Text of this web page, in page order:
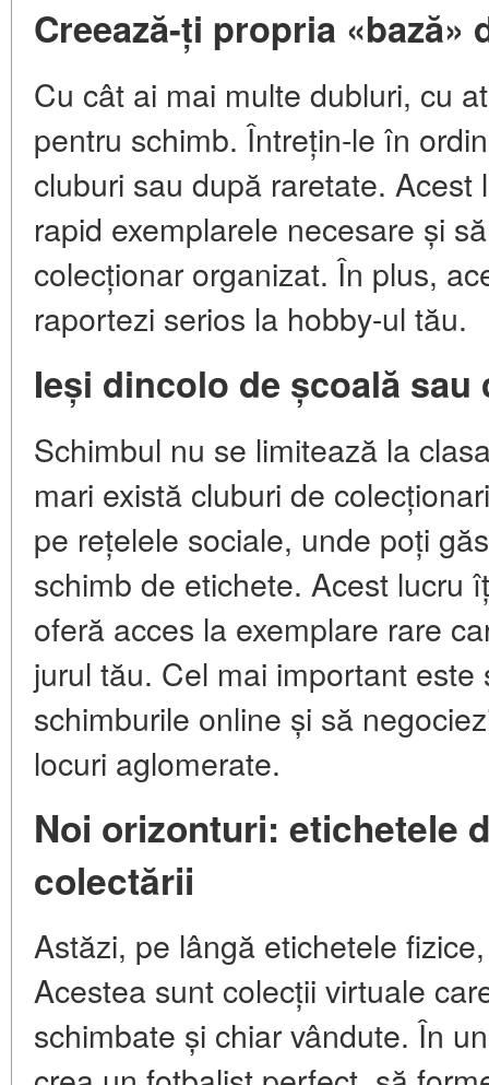
Creează-ți propria «bază»
Cu cât ai mai multe dubluri, cu
pentru schimb. Întrețin-le în
cluburi sau după raretate.
rapid exemplarele necesare și
colecționar organizat. În plus,
raportezi serios la hobby-ul tău.
Ieși dincolo de școală sau
Schimbul nu se limitează la
mari există cluburi de
pe rețelele sociale, unde poți
schimb de etichete. Acest lucru
oferă acces la exemplare rare
jurul tău. Cel mai important
schimburile online și să
locuri aglomerate.
Noi orizonturi: etichetele
colectării
Astăzi, pe lângă etichetele
Acestea sunt colecții virtuale
schimbate și chiar vândute. În